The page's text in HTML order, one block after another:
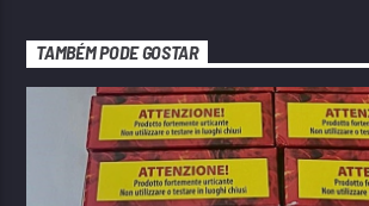
TAMBÉM PODE GOSTAR